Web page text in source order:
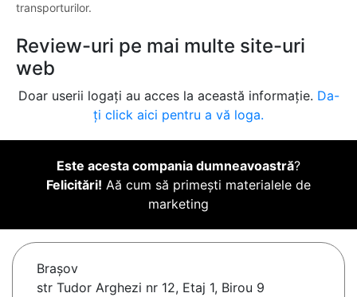
transporturilor.
Review-uri pe mai multe site-uri
web
Doar userii logați au acces la această informație. Da-
ți click aici pentru a vă loga.
Este acesta compania dumneavoastră?
Felicitări! Aă cum să primești materialele de
marketing
Braşov
str Tudor Arghezi nr 12, Etaj 1, Birou 9